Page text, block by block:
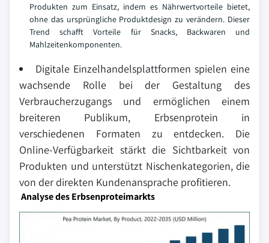
Produkten zum Einsatz, indem es Nährwertvorteile bietet,
ohne das ursprüngliche Produktdesign zu verändern. Dieser
Trend schafft Vorteile für Snacks, Backwaren und
Mahlzeitenkomponenten.
Digitale Einzelhandelsplattformen spielen eine
wachsende Rolle bei der Gestaltung des
Verbraucherzugangs und ermöglichen einem
breiteren Publikum, Erbsenprotein in
verschiedenen Formaten zu entdecken. Die
Online-Verfügbarkeit stärkt die Sichtbarkeit von
Produkten und unterstützt Nischenkategorien, die
von der direkten Kundenansprache profitieren.
Analyse des Erbsenproteimarkts